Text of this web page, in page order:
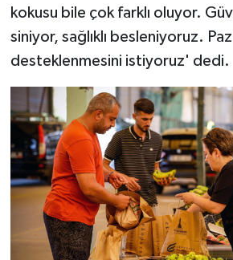
kokusu bile çok farklı oluyor.
siniyor, sağlıklı besleniyoruz.
desteklenmesini istiyoruz' dedi.